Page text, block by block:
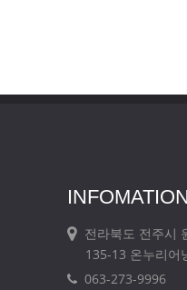
INFOMATION
전라북도 전주시
135-13 온누리어
063-273-9996